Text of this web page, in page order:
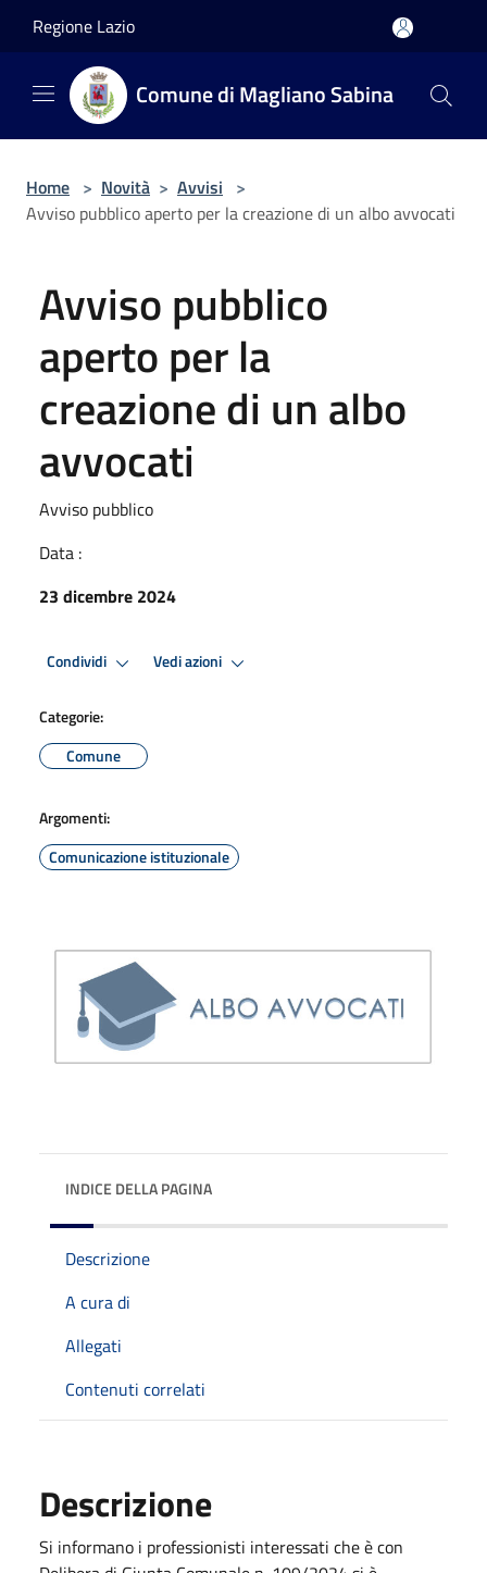
Regione Lazio
Comune di Magliano Sabina
Home > Novità > Avvisi >
Avviso pubblico aperto per la creazione di un albo avvocati
Avviso pubblico
aperto per la
creazione di un albo
avvocati
Avviso pubblico
Data :
23 dicembre 2024
Condividi Vedi azioni
Categorie:
Comune
Argomenti:
Comunicazione istituzionale
INDICE DELLA PAGINA
Descrizione
A cura di
Allegati
Contenuti correlati
Descrizione
Si informano i professionisti interessati che è con